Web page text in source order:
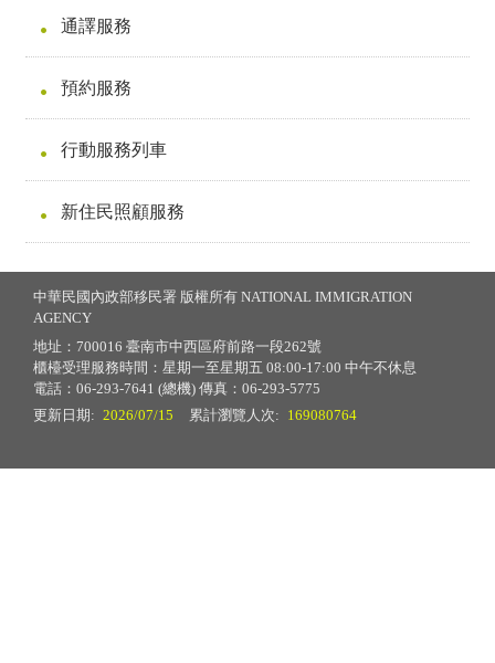
通譯服務
預約服務
行動服務列車
新住民照顧服務
中華民國內政部移民署 版權所有 NATIONAL IMMIGRATION
AGENCY
地址：700016 臺南市中西區府前路一段262號
櫃檯受理服務時間：星期一至星期五 08:00-17:00 中午不休息
電話：06-293-7641 (總機) 傳真：06-293-5775
更新日期: 2026/07/15 累計瀏覽人次: 169080764